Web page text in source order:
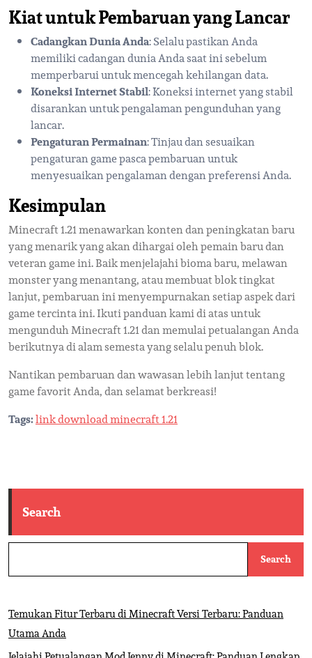
Kiat untuk Pembaruan yang Lancar
Cadangkan Dunia Anda: Selalu pastikan Anda
memiliki cadangan dunia Anda saat ini sebelum
memperbarui untuk mencegah kehilangan data.
Koneksi Internet Stabil: Koneksi internet yang stabil
disarankan untuk pengalaman pengunduhan yang
lancar.
Pengaturan Permainan: Tinjau dan sesuaikan
pengaturan game pasca pembaruan untuk
menyesuaikan pengalaman dengan preferensi Anda.
Kesimpulan
Minecraft 1.21 menawarkan konten dan peningkatan baru
yang menarik yang akan dihargai oleh pemain baru dan
veteran game ini. Baik menjelajahi bioma baru, melawan
monster yang menantang, atau membuat blok tingkat
lanjut, pembaruan ini menyempurnakan setiap aspek dari
game tercinta ini. Ikuti panduan kami di atas untuk
mengunduh Minecraft 1.21 dan memulai petualangan Anda
berikutnya di alam semesta yang selalu penuh blok.
Nantikan pembaruan dan wawasan lebih lanjut tentang
game favorit Anda, dan selamat berkreasi!
Tags:link download minecraft 1.21
Search
Search
Temukan Fitur Terbaru di Minecraft Versi Terbaru: Panduan
Utama Anda